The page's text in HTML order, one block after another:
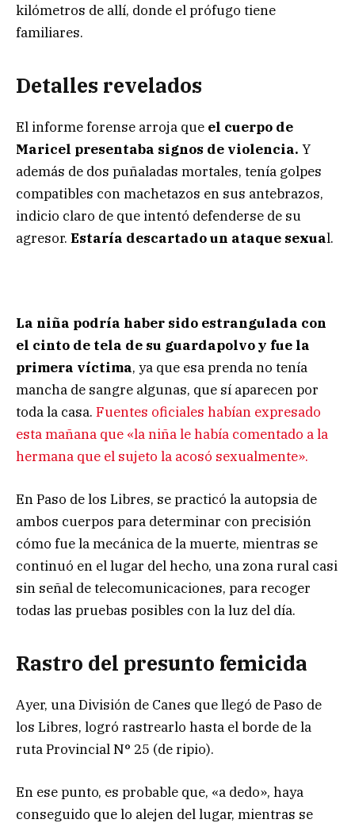
kilómetros de allí, donde el prófugo tiene
familiares.
Detalles revelados
El informe forense arroja que el cuerpo de
Maricel presentaba signos de violencia. Y
además de dos puñaladas mortales, tenía golpes
compatibles con machetazos en sus antebrazos,
indicio claro de que intentó defenderse de su
agresor. Estaría descartado un ataque sexual.
La niña podría haber sido estrangulada con
el cinto de tela de su guardapolvo y fue la
primera víctima, ya que esa prenda no tenía
mancha de sangre algunas, que sí aparecen por
toda la casa. Fuentes oficiales habían expresado
esta mañana que «la niña le había comentado a la
hermana que el sujeto la acosó sexualmente».
En Paso de los Libres, se practicó la autopsia de
ambos cuerpos para determinar con precisión
cómo fue la mecánica de la muerte, mientras se
continuó en el lugar del hecho, una zona rural casi
sin señal de telecomunicaciones, para recoger
todas las pruebas posibles con la luz del día.
Rastro del presunto femicida
Ayer, una División de Canes que llegó de Paso de
los Libres, logró rastrearlo hasta el borde de la
ruta Provincial N° 25 (de ripio).
En ese punto, es probable que, «a dedo», haya
conseguido que lo alejen del lugar, mientras se